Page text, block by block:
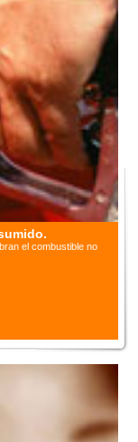
el combustible no